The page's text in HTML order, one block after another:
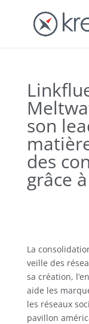
son
des
grâce à
La
veille des
sa création,
aide les
les réseaux
pavillon